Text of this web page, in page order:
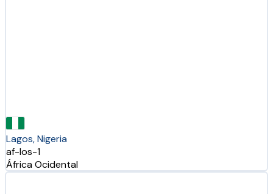
Lagos, Nigeria
af-los-1
África Ocidental